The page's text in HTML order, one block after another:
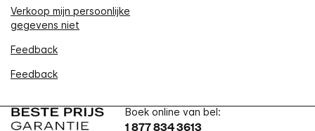
Verkoop mijn persoonlijke
gegevens niet
Feedback
Feedback
Boek online van bel:
1 877 834 3613